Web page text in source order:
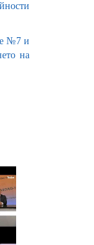
№7 и
на